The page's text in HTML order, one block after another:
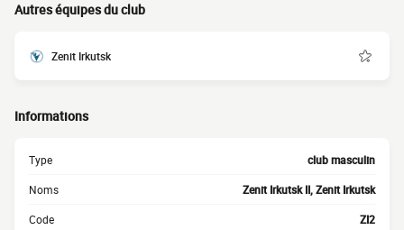
Autres équipes du club
Zenit Irkutsk
Informations
Type club masculin
Noms Zenit Irkutsk II, Zenit Irkutsk
Code ZI2